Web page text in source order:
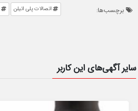
برچسب‌ها: اتصالات پلی اتیلن
سایر آگهی‌های این کاربر